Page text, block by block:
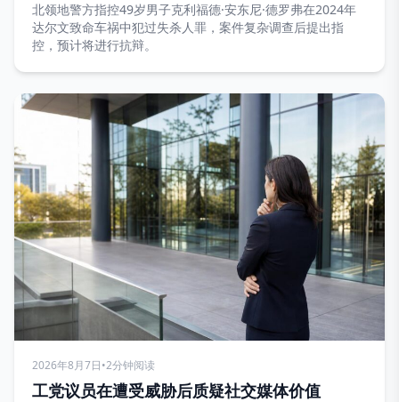
北领地警方指控49岁男子克利福德·安东尼·德罗弗在2024年
达尔文致命车祸中犯过失杀人罪，案件复杂调查后提出指
控，预计将进行抗辩。
2026年8月7日•2分钟阅读
工党议员在遭受威胁后质疑社交媒体价值